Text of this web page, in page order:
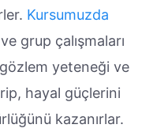
Kursumuzda
grup çalışmaları
yeteneği ve
hayal güçlerini
kazanırlar.